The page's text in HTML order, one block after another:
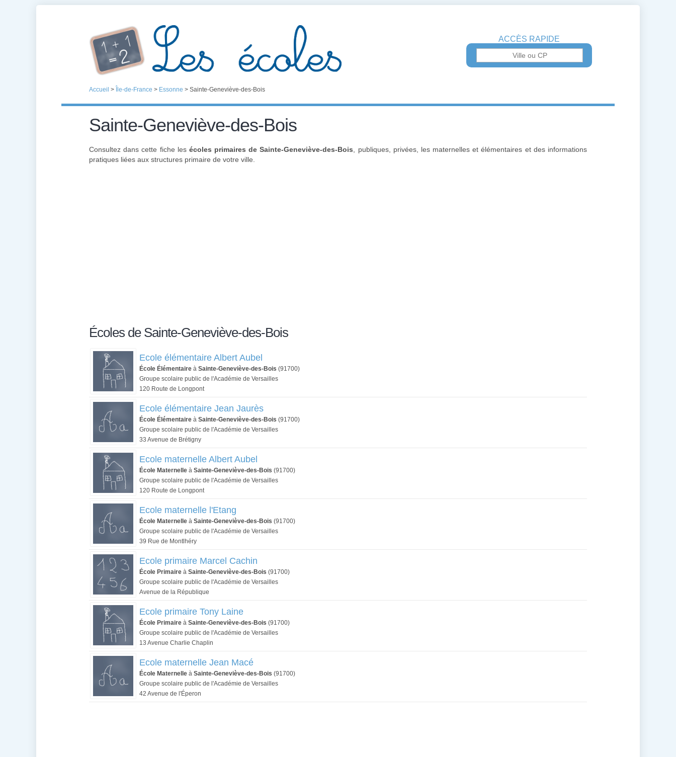
ACCÈS RAPIDE
Accueil > Île-de-France > Essonne > Sainte-Geneviève-des-Bois
Sainte-Geneviève-des-Bois
Consultez dans cette fiche les écoles primaires de Sainte-Geneviève-des-Bois , publiques, privées, les maternelles et élémentaires et des informations
pratiques liées aux structures primaire de votre ville.
Écoles de Sainte-Geneviève-des-Bois
Ecole élémentaire Albert Aubel
École Élémentaire à Sainte-Geneviève-des-Bois (91700)
Groupe scolaire public de l'Académie de Versailles
120 Route de Longpont
Ecole élémentaire Jean Jaurès
École Élémentaire à Sainte-Geneviève-des-Bois (91700)
Groupe scolaire public de l'Académie de Versailles
33 Avenue de Brétigny
Ecole maternelle Albert Aubel
École Maternelle à Sainte-Geneviève-des-Bois (91700)
Groupe scolaire public de l'Académie de Versailles
120 Route de Longpont
Ecole maternelle l'Etang
École Maternelle à Sainte-Geneviève-des-Bois (91700)
Groupe scolaire public de l'Académie de Versailles
39 Rue de Montlhéry
Ecole primaire Marcel Cachin
École Primaire à Sainte-Geneviève-des-Bois (91700)
Groupe scolaire public de l'Académie de Versailles
Avenue de la République
Ecole primaire Tony Laine
École Primaire à Sainte-Geneviève-des-Bois (91700)
Groupe scolaire public de l'Académie de Versailles
13 Avenue Charlie Chaplin
Ecole maternelle Jean Macé
École Maternelle à Sainte-Geneviève-des-Bois (91700)
Groupe scolaire public de l'Académie de Versailles
42 Avenue de l'Éperon